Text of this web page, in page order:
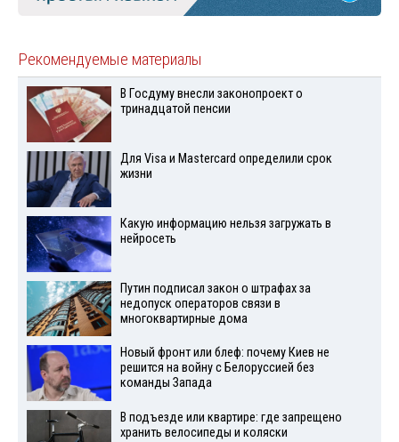
Рекомендуемые материалы
В Госдуму внесли законопроект о
тринадцатой пенсии
Для Visа и Mastercard определили срок
жизни
Какую информацию нельзя загружать в
нейросеть
Путин подписал закон о штрафах за
недопуск операторов связи в
многоквартирные дома
Новый фронт или блеф: почему Киев не
решится на войну с Белоруссией без
команды Запада
В подъезде или квартире: где запрещено
хранить велосипеды и коляски